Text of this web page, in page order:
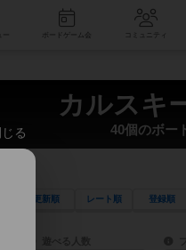
新着レビュー ボードゲーム会
カルスキ
40個のボー
更新順 レート順 登録順
索ができます。
ます。
じる